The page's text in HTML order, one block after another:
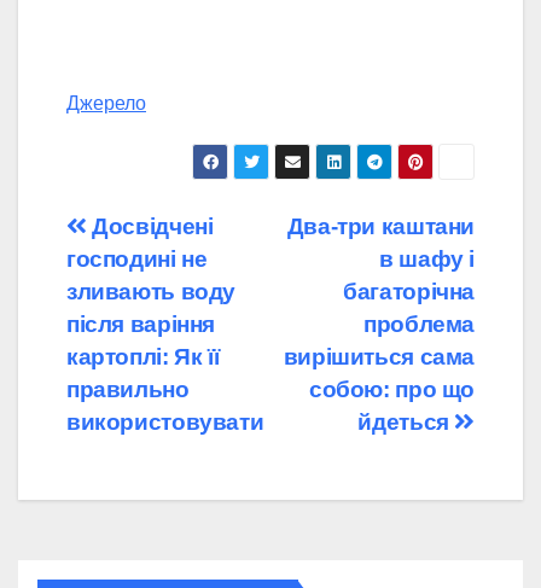
Джерело
Навігація
записів
Два-три каштани
в шафу і
багаторічна
проблема
вирішиться сама
собою: про що
йдеться
Досвідчені
господині не
зливають воду
після варіння
картоплі: Як її
правильно
використовувати